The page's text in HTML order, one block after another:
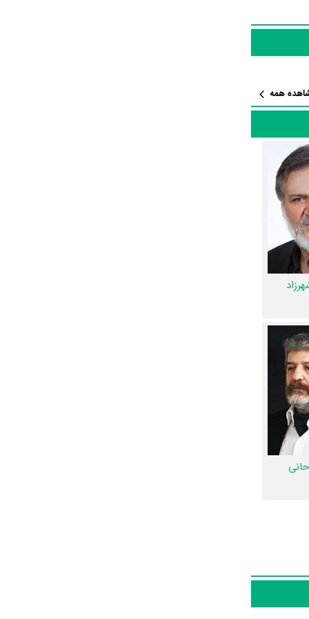
راننده بیابون
و مرکز
به طور
می‌شود.
سیفی
آزادی
آهنگر
همه